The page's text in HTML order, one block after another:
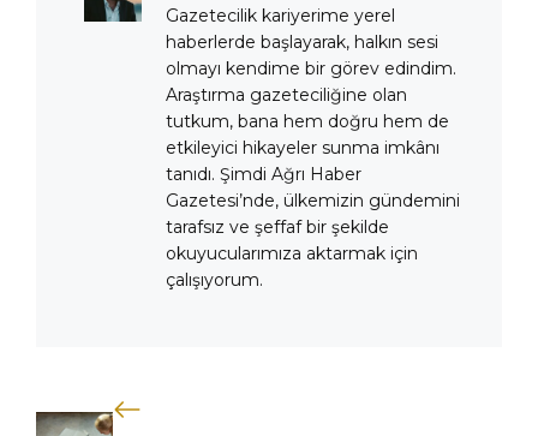
Gazetecilik kariyerime yerel
haberlerde başlayarak, halkın sesi
olmayı kendime bir görev edindim.
Araştırma gazeteciliğine olan
tutkum, bana hem doğru hem de
etkileyici hikayeler sunma imkânı
tanıdı. Şimdi Ağrı Haber
Gazetesi’nde, ülkemizin gündemini
tarafsız ve şeffaf bir şekilde
okuyucularımıza aktarmak için
çalışıyorum.